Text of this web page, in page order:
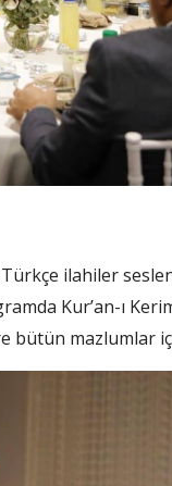
ilahiler
Kur’an-ı
bütün mazlumlar